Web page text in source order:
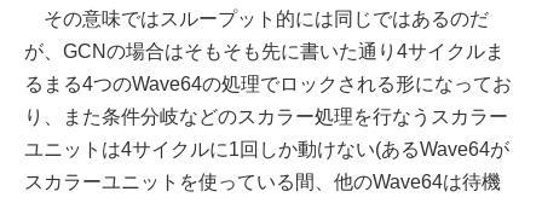
その意味ではスループット的には同じではあるのだ
が、GCNの場合はそもそも先に書いた通り4サイクルま
るまる4つのWave64の処理でロックされる形になってお
り、また条件分岐などのスカラー処理を行なうスカラー
ユニットは4サイクルに1回しか動けない(あるWave64が
スカラーユニットを使っている間、他のWave64は待機